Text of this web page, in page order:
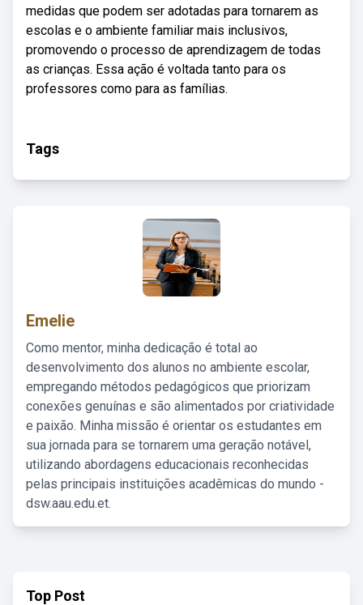
medidas que podem ser adotadas para tornarem as
escolas e o ambiente familiar mais inclusivos,
promovendo o processo de aprendizagem de todas
as crianças. Essa ação é voltada tanto para os
professores como para as famílias.
Tags
Emelie
Como mentor, minha dedicação é total ao
desenvolvimento dos alunos no ambiente escolar,
empregando métodos pedagógicos que priorizam
conexões genuínas e são alimentados por criatividade
e paixão. Minha missão é orientar os estudantes em
sua jornada para se tornarem uma geração notável,
utilizando abordagens educacionais reconhecidas
pelas principais instituições acadêmicas do mundo -
dsw.aau.edu.et.
Top Post